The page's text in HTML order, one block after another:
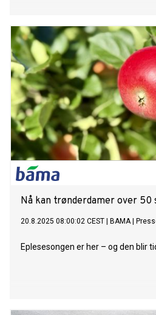
Nå kan trønderdamer over 50
20.8.2025 08:00:02 CEST BAMA|
Eplesesongen er her – og den blir